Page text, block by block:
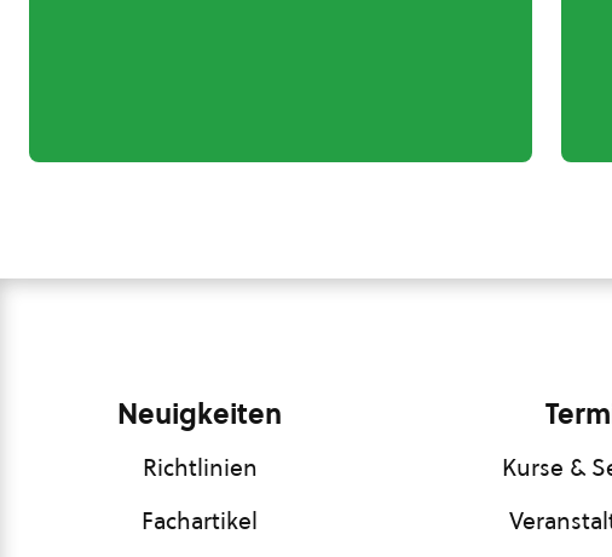
Neuigkeiten
Richtlinien
Fachartikel
Kurse &